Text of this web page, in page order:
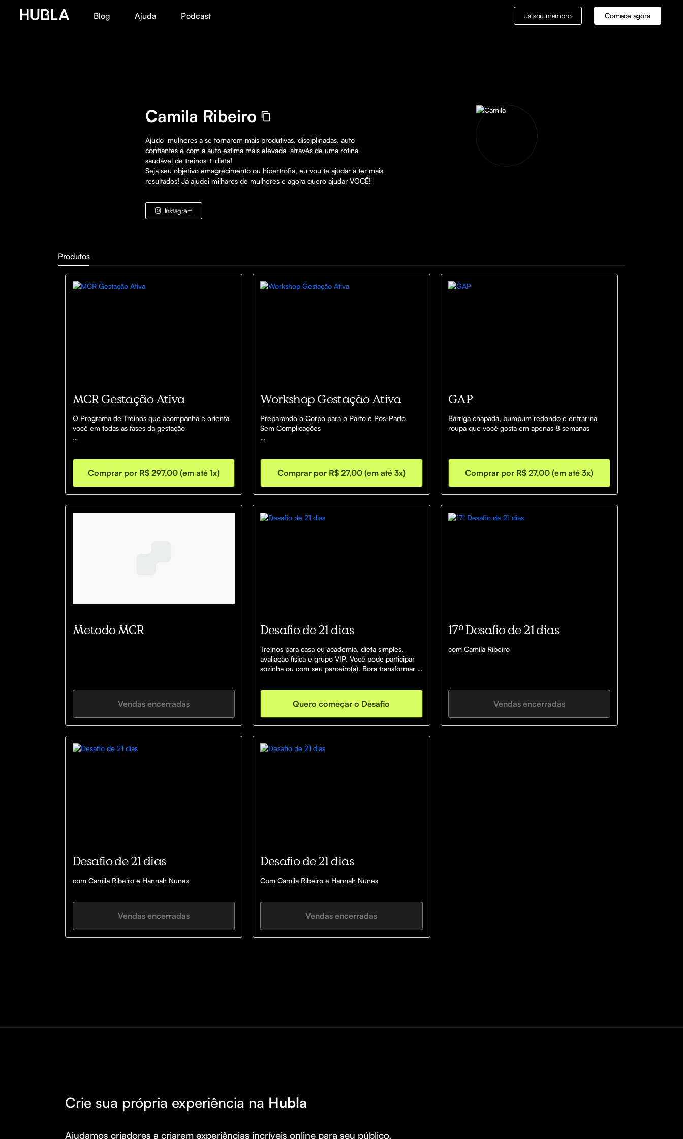
Blog Ajuda Podcast Já sou membro Comece agora
Camila Ribeiro
Ajudo  mulheres a se tornarem mais produtivas, disciplinadas, auto
confiantes e com a auto estima mais elevada  através de uma rotina
saudável de treinos + dieta!
Seja seu objetivo emagrecimento ou hipertrofia, eu vou te ajudar a ter mais
resultados! Já ajudei milhares de mulheres e agora quero ajudar VOCÊ!
Instagram
Produtos
MCR Gestação Ativa
O Programa de Treinos que acompanha e orienta
você em todas as fases da gestação
ajudam a prevenir dores, melhoram sua disposição
recuperação.
Comprar por R$ 297,00 (em até 1x)
Workshop Gestação Ativa
Preparando o Corpo para o Parto e Pós-Parto
Sem Complicações
Fortalecer seu Corpo e aliviar os desconfortos
Comprar por R$ 27,00 (em até 3x)
GAP
Barriga chapada, bumbum redondo e entrar na
roupa que você gosta em apenas 8 semanas
Comprar por R$ 27,00 (em até 3x)
Metodo MCR
Vendas encerradas
Desafio de 21 dias
Treinos para casa ou academia, dieta simples,
avaliação física e grupo VIP. Você pode participar
sozinha ou com seu parceiro(a). Bora transformar
Quero começar o Desafio
17º Desafio de 21 dias
com Camila Ribeiro
Vendas encerradas
Desafio de 21 dias
com Camila Ribeiro e Hannah Nunes
Vendas encerradas
Desafio de 21 dias
Com Camila Ribeiro e Hannah Nunes
Vendas encerradas
Crie sua própria experiência na Hubla
Ajudamos criadores a criarem experiências incríveis online para seu público.